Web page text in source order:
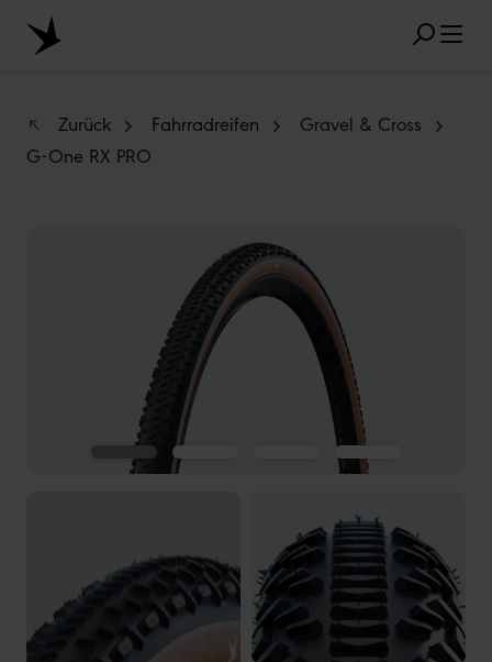
Zum Hauptinhalt springen
TUBELESS
RECYCLING
UNPLATTBAR
GRÖSSENBEZEICHNUNG
AEROTHAN
Zurück Fahrradreifen
Gravel & Cross
G-One RX PRO